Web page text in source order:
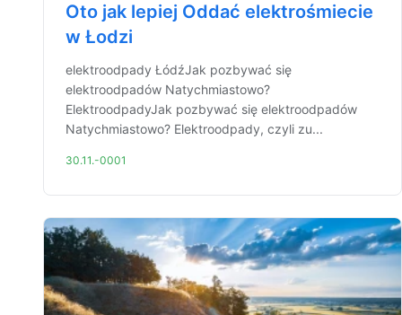
Oto jak lepiej Oddać elektrośmiecie
w Łodzi
elektroodpady ŁódźJak pozbywać się
elektroodpadów Natychmiastowo?
ElektroodpadyJak pozbywać się elektroodpadów
Natychmiastowo? Elektroodpady, czyli zu...
30.11.-0001